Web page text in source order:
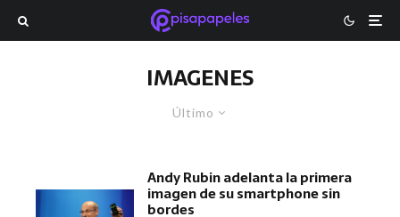
IMAGENES
Último
Andy Rubin adelanta la primera
imagen de su smartphone sin
bordes